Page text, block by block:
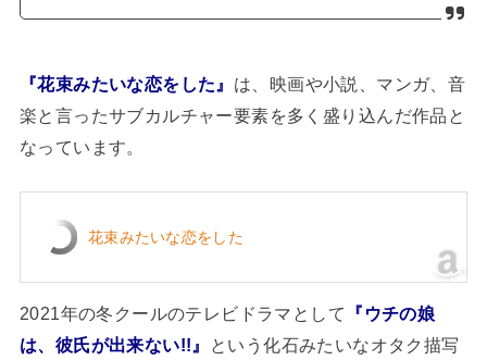
『花束みたいな恋をした』 は、映画や小説、マンガ、音
楽と言ったサブカルチャー要素を多く盛り込んだ作品と
なっています。
花束みたいな恋をした
2021年の冬クールのテレビドラマとして
『ウチの娘
は、彼氏が出来ない!!』
という化石みたいなオタク描写